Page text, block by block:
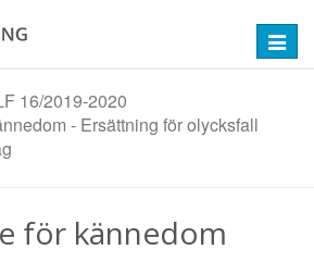
16/2019-2020
- Ersättning för olycksfall
för kännedom